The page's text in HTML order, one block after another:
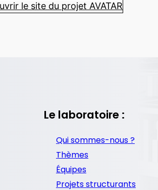
le site du projet AVATAR
Le laboratoire :
Qui sommes-nous ?
Thèmes
Équipes
Projets structurants